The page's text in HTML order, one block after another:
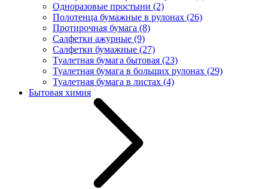
Одноразовые простыни (2)
Полотенца бумажные в рулонах (26)
Протирочная бумага (8)
Салфетки ажурные (9)
Салфетки бумажные (27)
Туалетная бумага бытовая (23)
Туалетная бумага в больших рулонах (29)
Туалетная бумага в листах (4)
Бытовая химия